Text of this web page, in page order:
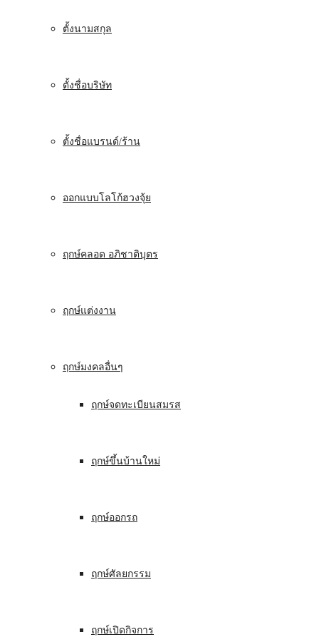
ตั้งนามสกุล
ตั้งชื่อบริษัท
ตั้งชื่อแบรนด์/ร้าน
ออกแบบโลโก้ฮวงจุ้ย
ฤกษ์คลอด อภิชาติบุตร
ฤกษ์แต่งงาน
ฤกษ์มงคลอื่นๆ
ฤกษ์จดทะเบียนสมรส
ฤกษ์ขึ้นบ้านใหม่
ฤกษ์ออกรถ
ฤกษ์ศัลยกรรม
ฤกษ์เปิดกิจการ